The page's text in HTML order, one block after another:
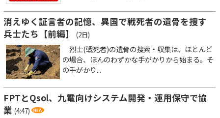
消えゆく証言者の記憶、異国で戦死者の遺骨を捜す
兵士たち【前編】
(2日)
烈士(戦死者)の遺骨の捜索・収集は、ほとんど
の場合、ほんのわずかな手がかりから始まる。そ
の手がかり...
FPTとQsol、九電向けシステム開発・運用保守で協
業 (4:47)